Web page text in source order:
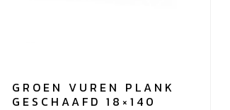
GROEN VUREN PLANK
GESCHAAFD 18×140